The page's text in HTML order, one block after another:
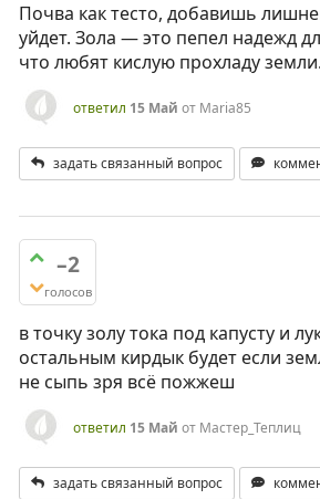
Почва как тесто, добавишь
уйдет. Зола — это пепел надежд
что любят кислую прохладу земли.
ответил 15 Май от Maria85
задать связанный вопрос
–2
голосов
в точку золу тока под капусту и
остальным кирдык будет если
не сыпь зря всё пожжеш
ответил 15 Май от Мастер_Теплиц
задать связанный вопрос